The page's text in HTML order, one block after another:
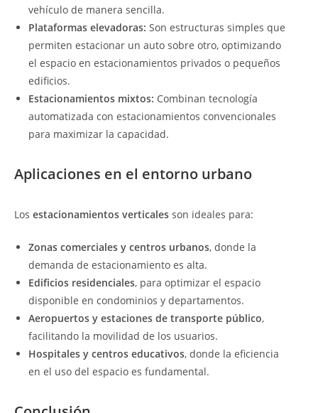
vehículo de manera sencilla.
Plataformas elevadoras: Son estructuras simples que
permiten estacionar un auto sobre otro, optimizando
el espacio en estacionamientos privados o pequeños
edificios.
Estacionamientos mixtos: Combinan tecnología
automatizada con estacionamientos convencionales
para maximizar la capacidad.
Aplicaciones en el entorno urbano
Los estacionamientos verticales son ideales para:
Zonas comerciales y centros urbanos, donde la
demanda de estacionamiento es alta.
Edificios residenciales, para optimizar el espacio
disponible en condominios y departamentos.
Aeropuertos y estaciones de transporte público,
facilitando la movilidad de los usuarios.
Hospitales y centros educativos, donde la eficiencia
en el uso del espacio es fundamental.